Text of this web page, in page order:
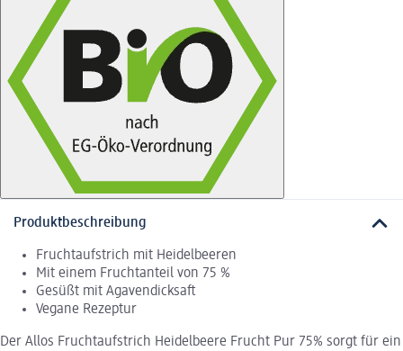
Produktbeschreibung
Fruchtaufstrich mit Heidelbeeren
Mit einem Fruchtanteil von 75 %
Gesüßt mit Agavendicksaft
Vegane Rezeptur
Der Allos Fruchtaufstrich Heidelbeere Frucht Pur 75% sorgt für ein